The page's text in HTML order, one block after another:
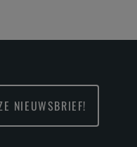
NIEUWSBRIEF!